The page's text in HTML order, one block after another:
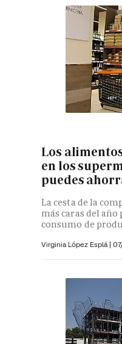
Los
en los
puedes
La cesta de la
más caras del
consumo de
Virginia López Esplá |